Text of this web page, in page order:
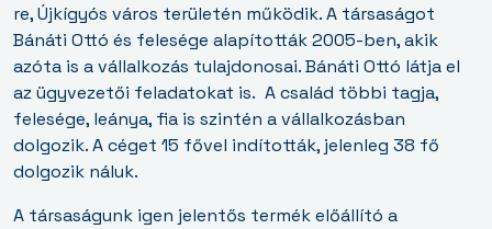
re, Újkígyós város területén működik. A társaságot
Bánáti Ottó és felesége alapították 2005-ben, akik
azóta is a vállalkozás tulajdonosai. Bánáti Ottó látja el
az ügyvezetői feladatokat is. A család többi tagja,
felesége, leánya, fia is szintén a vállalkozásban
dolgozik. A céget 15 fővel indították, jelenleg 38 fő
dolgozik náluk.
A társaságunk igen jelentős termék előállító a